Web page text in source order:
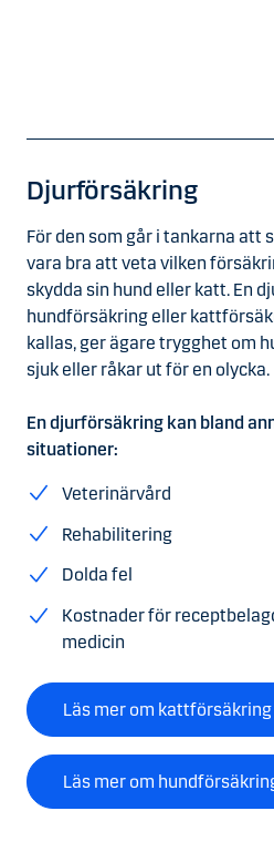
Djurförsäkring
För den som går i tankarna att
vara bra att veta vilken
skydda sin hund eller katt. En
hundförsäkring eller
kallas, ger ägare trygghet om
sjuk eller råkar ut för en olycka.
En djurförsäkring kan bland
situationer:
Veterinärvård
Rehabilitering
Dolda fel
Kostnader för
medicin
Läs mer om kattförsäkring
Läs mer om